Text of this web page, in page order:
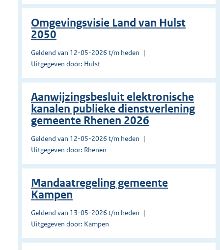
Omgevingsvisie Land van Hulst
2050
Geldend van 12-05-2026 t/m heden
Uitgegeven door: Hulst
Aanwijzingsbesluit elektronische
kanalen publieke dienstverlening
gemeente Rhenen 2026
Geldend van 12-05-2026 t/m heden
Uitgegeven door: Rhenen
Mandaatregeling gemeente
Kampen
Geldend van 13-05-2026 t/m heden
Uitgegeven door: Kampen